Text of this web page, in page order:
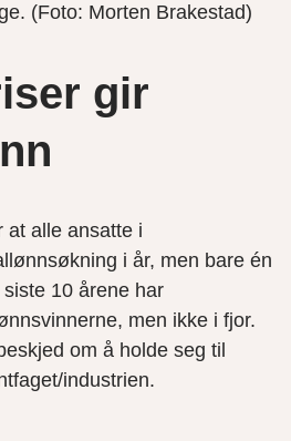
(Foto: Morten Brakestad)
gir
at alle ansatte i
i år, men bare én
10 årene har
men ikke i fjor.
om å holde seg til
industrien.